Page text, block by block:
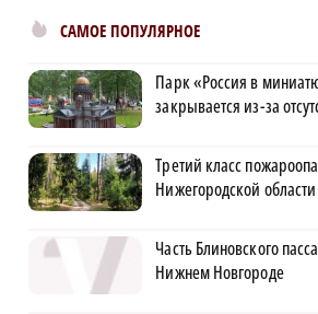
САМОЕ ПОПУЛЯРНОЕ
Парк «Россия в
закрывается из-за
Третий класс
Нижегородской области
Часть Блиновского
Нижнем Новгороде